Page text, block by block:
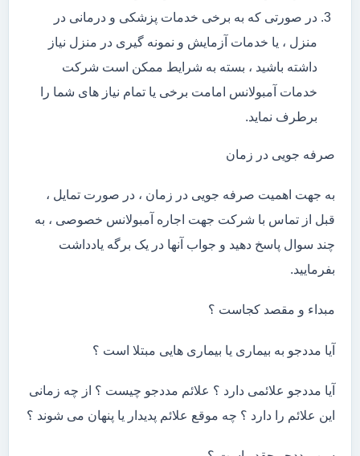
در صورتی که به برخی خدمات پزشکی و درمانی در
منزل ، یا خدمات آزمایش و نمونه گیری در منزل نیاز
داشته باشید ، بسته به شرایط ممکن است شرکت
خدمات آمبولانس امامت برخی یا تمام نیاز های شما را
برطرف نماید.
صرفه جویی در زمان
به جهت اهمیت صرفه جویی در زمان ، در صورت تمایل ،
قبل از تماس با شرکت جهت اجاره آمبولانس خصوصی ، به
چند سوال پاسخ دهید و جواب آنها در یک برگه یادداشت
بفرمایید.
مبداء و مقصد کجاست ؟
آیا مددجو به بیماری یا بیماری هایی مبتلا است ؟
آیا مددجو علائمی دارد ؟ علائم مددجو چیست ؟ از چه زمانی
این علائم را دارد ؟ چه موقع علائم پدیدار یا پنهان می شوند ؟